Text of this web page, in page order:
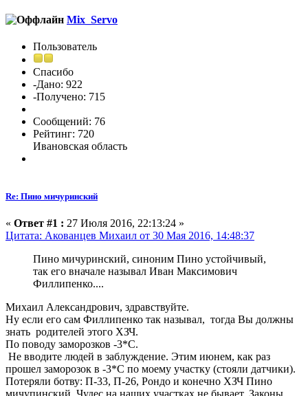
Mix_Servo
Пользователь
Спасибо
-Дано: 922
-Получено: 715
Сообщений: 76
Рейтинг: 720
Ивановская область
Re: Пино мичуринский
« Ответ #1 : 27 Июля 2016, 22:13:24 »
Цитата: Акованцев Михаил от 30 Мая 2016, 14:48:37
Пино мичуринский, синоним Пино устойчивый,
так его вначале называл Иван Максимович
Филлипенко....
Михаил Александрович, здравствуйте.
Ну если его сам Филлипенко так называл, тогда Вы должны
знать родителей этого ХЗЧ.
По поводу заморозков -3*С.
Не вводите людей в заблуждение. Этим июнем, как раз
прошел заморозок в -3*С по моему участку (стояли датчики).
Потеряли ботву: П-33, П-26, Рондо и конечно ХЗЧ Пино